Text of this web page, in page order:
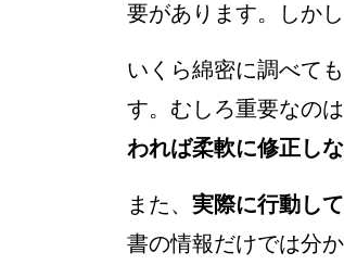
要があります。しか
いくら綿密に調べて
す。むしろ重要なのは
われば柔軟に修正し
また、 実際に行動し
書の情報だけでは分